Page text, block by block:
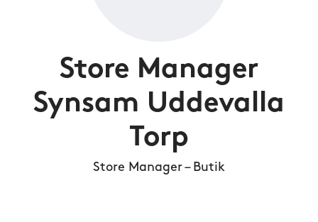
Store Manager
Synsam Uddevalla
Torp
Store Manager – Butik